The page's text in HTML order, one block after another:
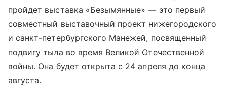
пройдет выставка «Безымянные» — это первый
совместный выставочный проект нижегородского
и санкт-петербургского Манежей, посвященный
подвигу тыла во время Великой Отечественной
войны. Она будет открыта с 24 апреля до конца
августа.